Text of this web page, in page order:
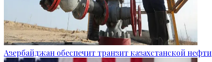
Азербайджан обеспечит транзит казахстанской нефти